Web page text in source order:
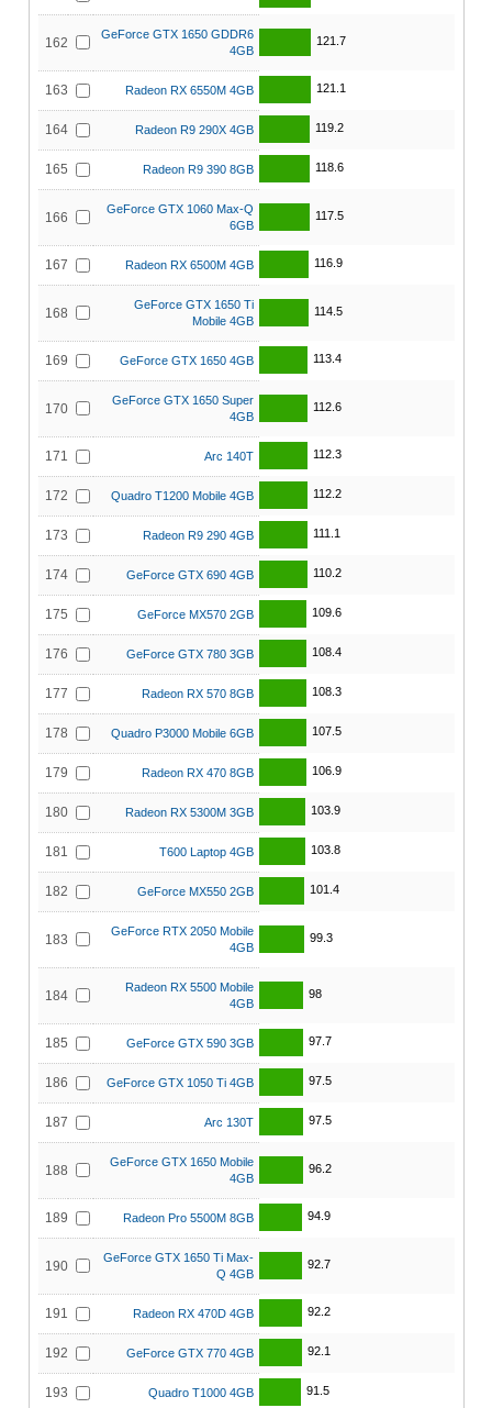
162
GeForce GTX 1650 GDDR6
4GB
121.7
163 Radeon RX 6550M 4GB 121.1
164 Radeon R9 290X 4GB 119.2
165 Radeon R9 390 8GB 118.6
166
GeForce GTX 1060 Max-Q
6GB
117.5
167 Radeon RX 6500M 4GB 116.9
168
GeForce GTX 1650 Ti
Mobile 4GB
114.5
169 GeForce GTX 1650 4GB 113.4
170
GeForce GTX 1650 Super
4GB
112.6
171 Arc 140T 112.3
172 Quadro T1200 Mobile 4GB 112.2
173 Radeon R9 290 4GB 111.1
174 GeForce GTX 690 4GB 110.2
175 GeForce MX570 2GB 109.6
176 GeForce GTX 780 3GB 108.4
177 Radeon RX 570 8GB 108.3
178 Quadro P3000 Mobile 6GB 107.5
179 Radeon RX 470 8GB 106.9
180 Radeon RX 5300M 3GB 103.9
181 T600 Laptop 4GB 103.8
182 GeForce MX550 2GB 101.4
183
GeForce RTX 2050 Mobile
4GB
99.3
184
Radeon RX 5500 Mobile
4GB
98
185 GeForce GTX 590 3GB 97.7
186 GeForce GTX 1050 Ti 4GB 97.5
187 Arc 130T 97.5
188
GeForce GTX 1650 Mobile
4GB
96.2
189 Radeon Pro 5500M 8GB 94.9
190
GeForce GTX 1650 Ti Max-
Q 4GB
92.7
191 Radeon RX 470D 4GB 92.2
192 GeForce GTX 770 4GB 92.1
193 Quadro T1000 4GB 91.5